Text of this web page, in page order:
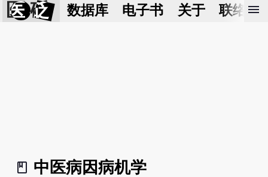
医 砭 数据库 电子书 关于 联络我
menu
book_2
中医病因病机学